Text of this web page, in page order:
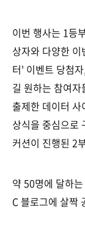
이번 행사는 1등
상자와 다양한
터' 이벤트 당첨
길 원하는 참여
출제한 데이터
상식을 중심으로
커션이 진행된 2
약 50명에 달하
C 블로그에 살짝